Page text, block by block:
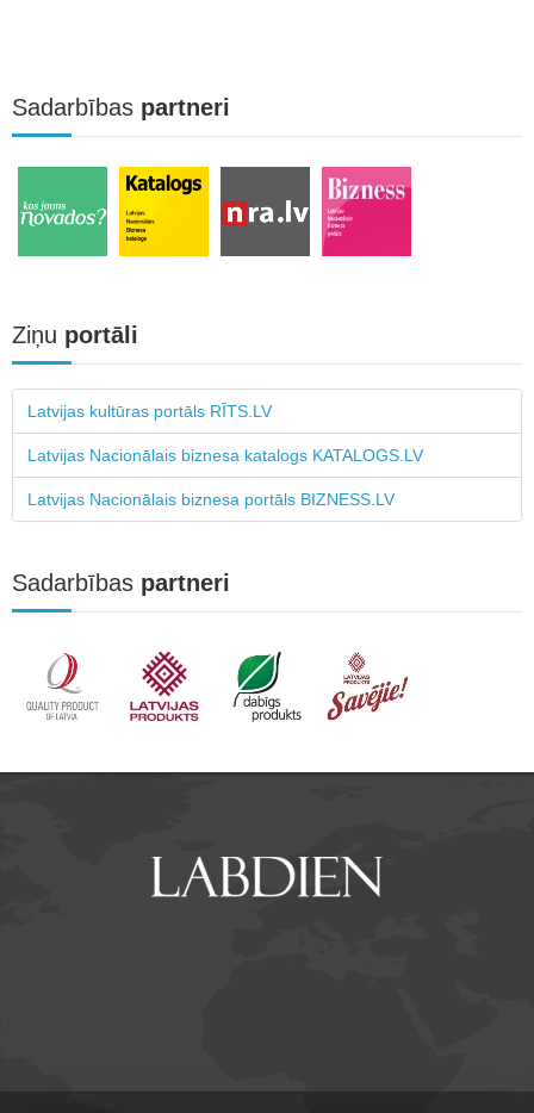
Sadarbības partneri
Ziņu portāli
Latvijas kultūras portāls RĪTS.LV
Latvijas Nacionālais biznesa katalogs KATALOGS.LV
Latvijas Nacionālais biznesa portāls BIZNESS.LV
Sadarbības partneri